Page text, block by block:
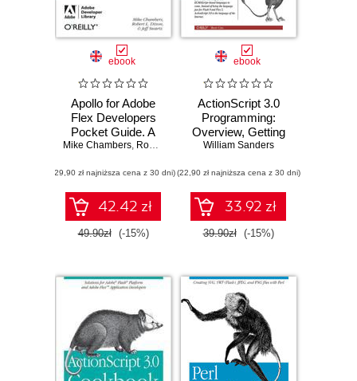
ebook
Apollo for Adobe
Flex Developers
Pocket Guide. A
Developer's
Apollo's Alpha
Release
Mike Chambers, Rob Dixon Jeff Swartz
(29,90 zł najniższa cena z 30 dni)
42.42 zł
49.90zł (-15%)
ebook
ActionScript 3.0
Programming:
Overview, Getting
Started, and
Concepts
William Sanders
(22,90 zł najniższa cena z 30 dni)
33.92 zł
39.90zł (-15%)